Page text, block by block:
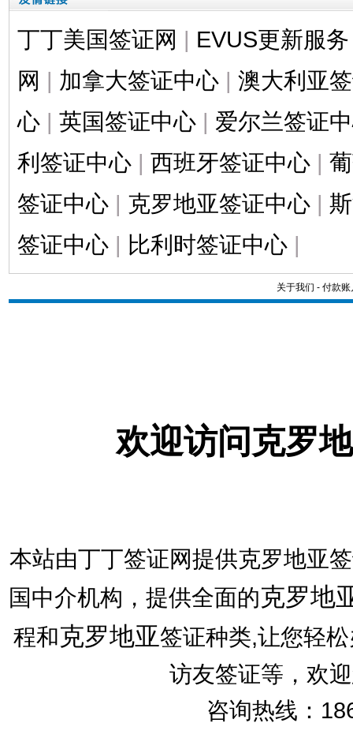
丁丁美国签证网 | EVUS更新服务
网 | 加拿大签证中心 | 澳大利亚
心 | 英国签证中心 | 爱尔兰签证
利签证中心 | 西班牙签证中心 |
签证中心 | 克罗地亚签证中心 |
签证中心 | 比利时签证中心 |
关于我们 - 付款账
欢迎访问克罗
本站由丁丁签证网提供克罗地亚
国中介机构，提供全面的克罗地
程和克罗地亚签证种类,让您轻
访友签证等，欢
咨询热线：